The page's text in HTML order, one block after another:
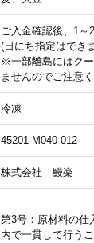
ご入金確認後、1～
(日にち指定はでき
※一部離島にはク
ませんのでご注意く
冷凍
45201-M040-012
株式会社 鰻楽
第3号：原材料の仕
内で一貫して行う